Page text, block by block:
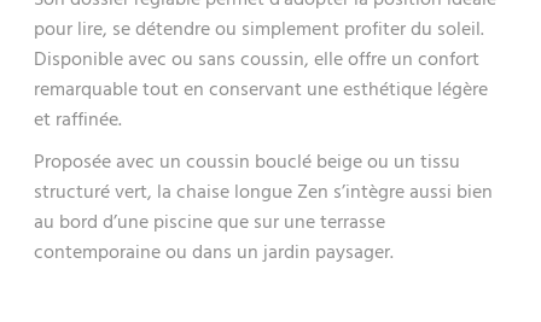
pour lire, se détendre ou simplement profiter du soleil.
Disponible avec ou sans coussin, elle offre un confort
remarquable tout en conservant une esthétique légère
et raffinée.
Proposée avec un coussin bouclé beige ou un tissu
structuré vert, la chaise longue Zen s’intègre aussi bien
au bord d’une piscine que sur une terrasse
contemporaine ou dans un jardin paysager.